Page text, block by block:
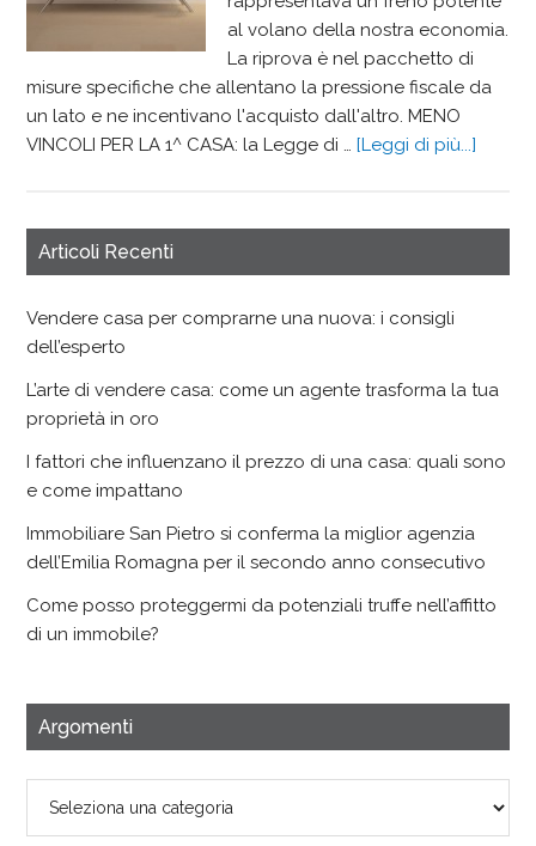
al volano della nostra economia.
La riprova è nel pacchetto di
misure specifiche che allentano la pressione fiscale da
un lato e ne incentivano l'acquisto dall'altro. MENO
VINCOLI PER LA 1^ CASA: la Legge di …[Leggi di più...]
Articoli Recenti
Vendere casa per comprarne una nuova: i consigli
dell’esperto
L’arte di vendere casa: come un agente trasforma la tua
proprietà in oro
I fattori che influenzano il prezzo di una casa: quali sono
e come impattano
Immobiliare San Pietro si conferma la miglior agenzia
dell’Emilia Romagna per il secondo anno consecutivo
Come posso proteggermi da potenziali truffe nell’affitto
di un immobile?
Argomenti